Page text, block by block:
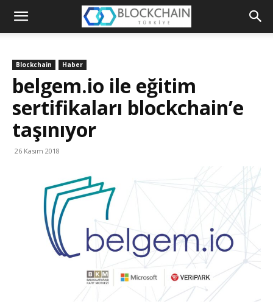
Blockchain
Platformu
Blockchain Haber
belgem.io ile eğitim
sertifikaları blockchain’e
taşınıyor
26 Kasım 2018